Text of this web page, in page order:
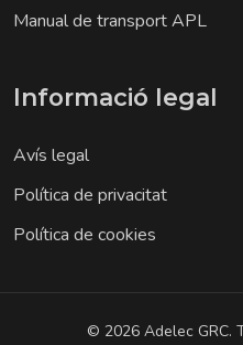
Manual de transport APL
Informació legal
Avís legal
Política de privacitat
Política de cookies
© 2026 Adelec GRC.